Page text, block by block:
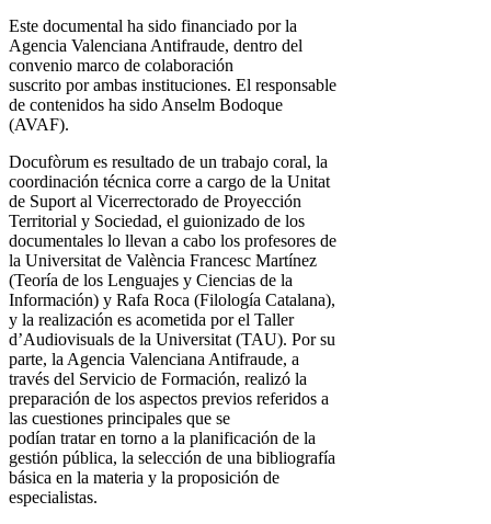
Este documental ha sido financiado por la
Agencia Valenciana Antifraude, dentro del
convenio marco de colaboración
suscrito por ambas instituciones. El responsable
de contenidos ha sido Anselm Bodoque
(AVAF).
Docufòrum es resultado de un trabajo coral, la
coordinación técnica corre a cargo de la Unitat
de Suport al Vicerrectorado de Proyección
Territorial y Sociedad, el guionizado de los
documentales lo llevan a cabo los profesores de
la Universitat de València Francesc Martínez
(Teoría de los Lenguajes y Ciencias de la
Información) y Rafa Roca (Filología Catalana),
y la realización es acometida por el Taller
d’Audiovisuals de la Universitat (TAU). Por su
parte, la Agencia Valenciana Antifraude, a
través del Servicio de Formación, realizó la
preparación de los aspectos previos referidos a
las cuestiones principales que se
podían tratar en torno a la planificación de la
gestión pública, la selección de una bibliografía
básica en la materia y la proposición de
especialistas.